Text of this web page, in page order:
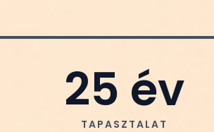
TAPASZTALAT
25 év